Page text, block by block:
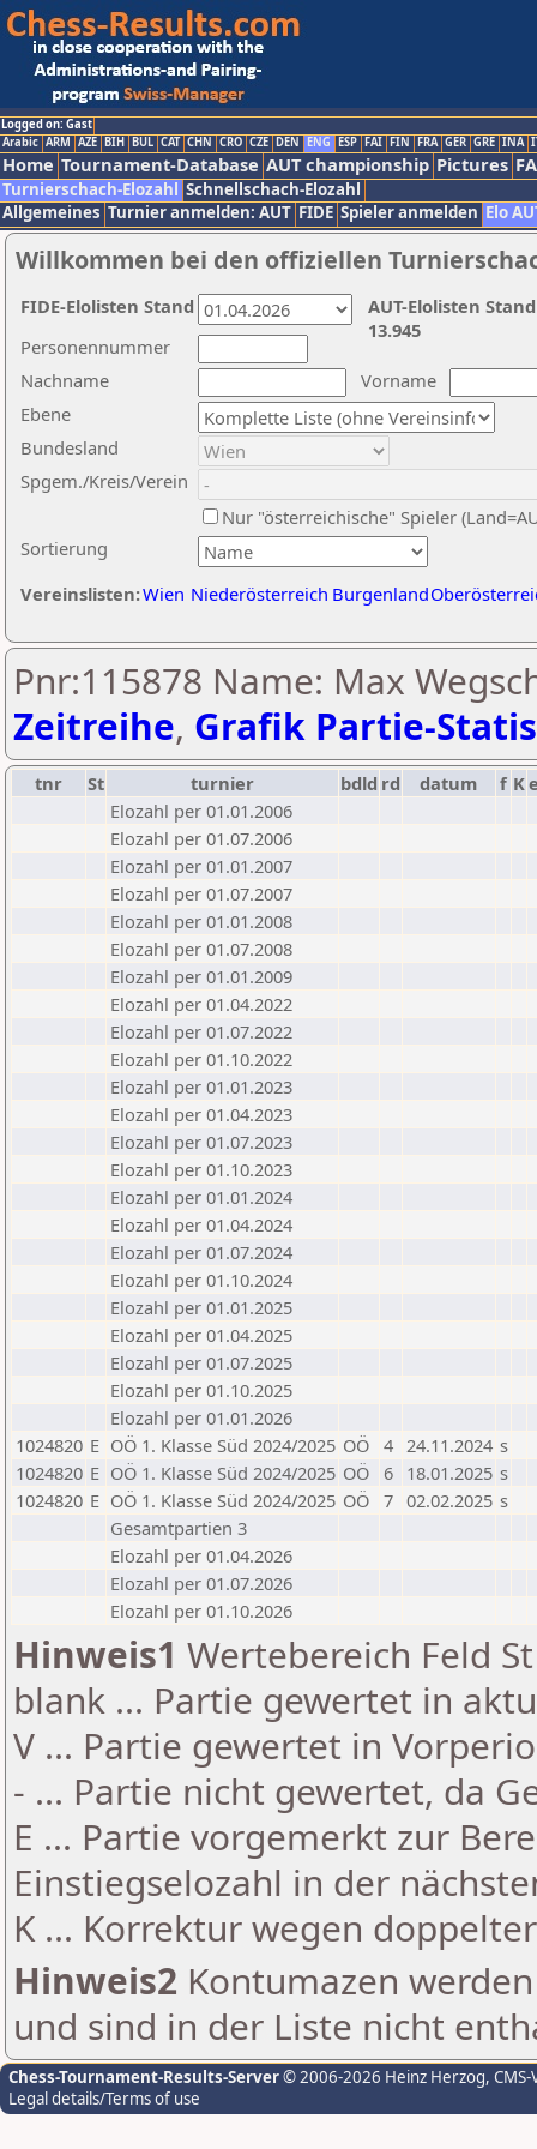
Logged on: Gast
Arabic ARM AZE BIH BUL CAT CHN CRO CZE DEN ENG ESP FAI FIN FRA GER GRE INA
Home Tournament-Database AUT championship Pictures
Turnierschach-Elozahl Schnellschach-Elozahl
Allgemeines Turnier anmelden: AUT FIDE Spieler anmelden Elo
Willkommen bei den offiziellen
Nachname
Vorname
Ebene
Sortierung
Personennummer
Bundesland
Spgem./Kreis/Verein
Nur "österreichische" Spieler
Vereinslisten:Wien Niederösterreich Burgenland
AUT-Elolisten
13.945
FIDE-Elolisten Stand
Pnr:115878 Name: Max
Zeitreihe, Grafik Partie-
tnr St turnier bdld rd datum f K
Elozahl per 01.01.2006
Elozahl per 01.07.2006
Elozahl per 01.01.2007
Elozahl per 01.07.2007
Elozahl per 01.01.2008
Elozahl per 01.07.2008
Elozahl per 01.01.2009
Elozahl per 01.04.2022
Elozahl per 01.07.2022
Elozahl per 01.10.2022
Elozahl per 01.01.2023
Elozahl per 01.04.2023
Elozahl per 01.07.2023
Elozahl per 01.10.2023
Elozahl per 01.01.2024
Elozahl per 01.04.2024
Elozahl per 01.07.2024
Elozahl per 01.10.2024
Elozahl per 01.01.2025
Elozahl per 01.04.2025
Elozahl per 01.07.2025
Elozahl per 01.10.2025
Elozahl per 01.01.2026
1024820 E OÖ 1. Klasse Süd 2024/2025 OÖ 4 24.11.2024 s
1024820 E OÖ 1. Klasse Süd 2024/2025 OÖ 6 18.01.2025 s
1024820 E OÖ 1. Klasse Süd 2024/2025 OÖ 7 02.02.2025 s
Gesamtpartien 3
Elozahl per 01.04.2026
Elozahl per 01.07.2026
Elozahl per 01.10.2026
Hinweis1 Wertebereich Feld
blank ... Partie gewertet in
V ... Partie gewertet in
- ... Partie nicht gewertet, da
E ... Partie vorgemerkt zur
Einstiegselozahl in der
K ... Korrektur wegen
Hinweis2 Kontumazen
und sind in der Liste nicht
Chess-Tournament-Results-Server© 2006-2026 Heinz Herzog,
Legal details/Terms of use